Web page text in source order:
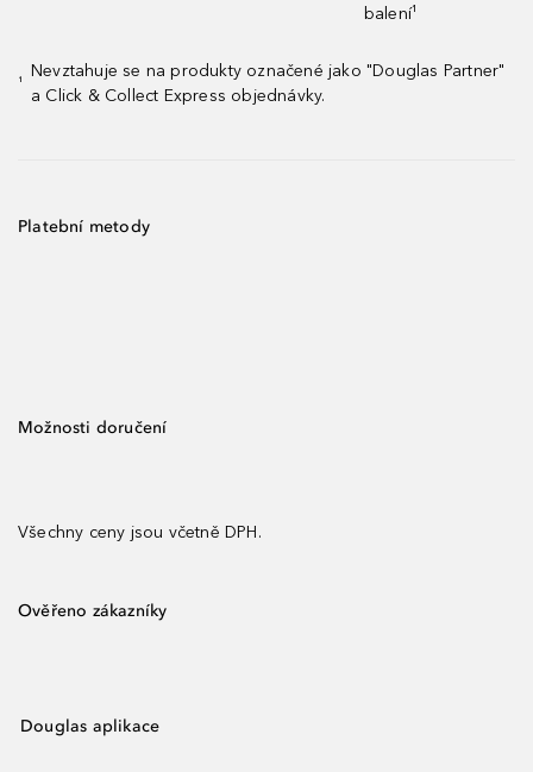
balení¹
¹
Nevztahuje se na produkty označené jako "Douglas Partner"
a Click & Collect Express objednávky.
Platební metody
Možnosti doručení
Všechny ceny jsou včetně DPH.
Ověřeno zákazníky
Douglas aplikace